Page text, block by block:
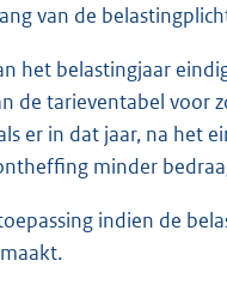
van de
het belastingjaar
de tarieventabel voor
er in dat jaar, na het
minder
indien de